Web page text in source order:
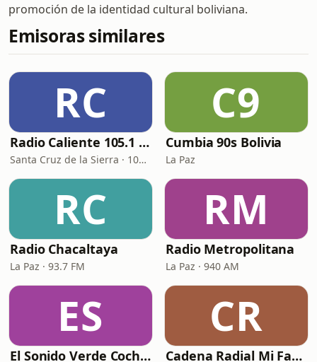
promoción de la identidad cultural boliviana.
Emisoras similares
RC
Radio Caliente 105.1 FM
Santa Cruz de la Sierra · 105.1 FM
C9
Cumbia 90s Bolivia
La Paz
RC
Radio Chacaltaya
La Paz · 93.7 FM
RM
Radio Metropolitana
La Paz · 940 AM
ES
El Sonido Verde Cochabamba
CR
Cadena Radial Mi Favorita